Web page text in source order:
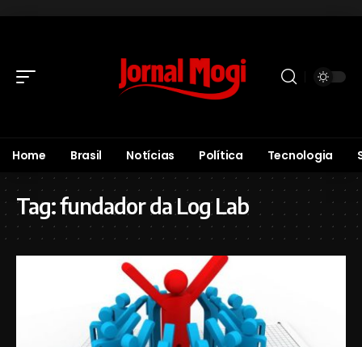
Home Brasil Notícias Política Tecnologia
Tag:fundador da Log Lab